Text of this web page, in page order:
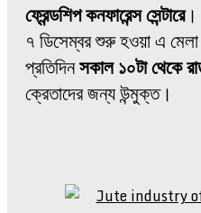
ফ্রেন্ডশিপ কনফারেন্স সেন্টারে।
৭ ডিসেম্বর শুরু হওয়া এ
প্রতিদিনসকাল ১০টা থেকে
ক্রেতাদের জন্য উন্মুক্ত।